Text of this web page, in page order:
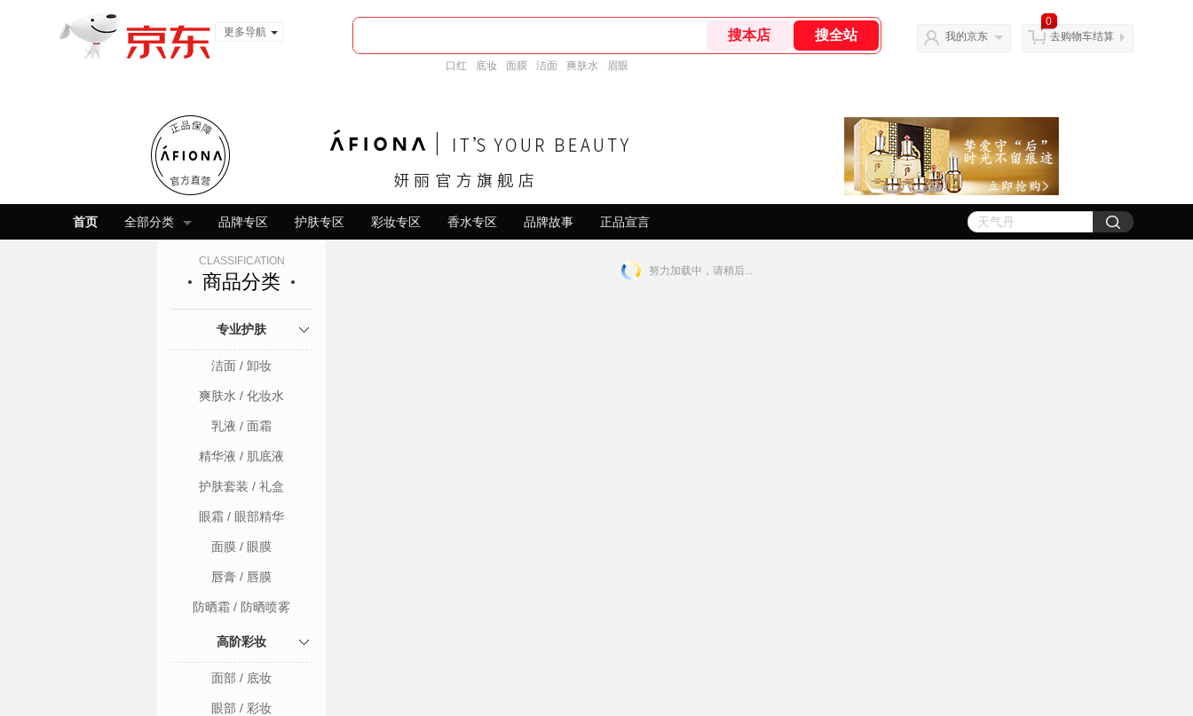
更多导航
口红 底妆 面膜 洁面 爽肤水 眉眼
我的京东
0
去购物车结算
首页 全部分类 品牌专区 护肤专区 彩妆专区 香水专区 品牌故事 正品宣言
CLASSIFICATION
商品分类
专业护肤
洁面 / 卸妆
爽肤水 / 化妆水
乳液 / 面霜
精华液 / 肌底液
护肤套装 / 礼盒
眼霜 / 眼部精华
面膜 / 眼膜
唇膏 / 唇膜
防晒霜 / 防晒喷雾
高阶彩妆
面部 / 底妆
眼部 / 彩妆
努力加载中，请稍后...